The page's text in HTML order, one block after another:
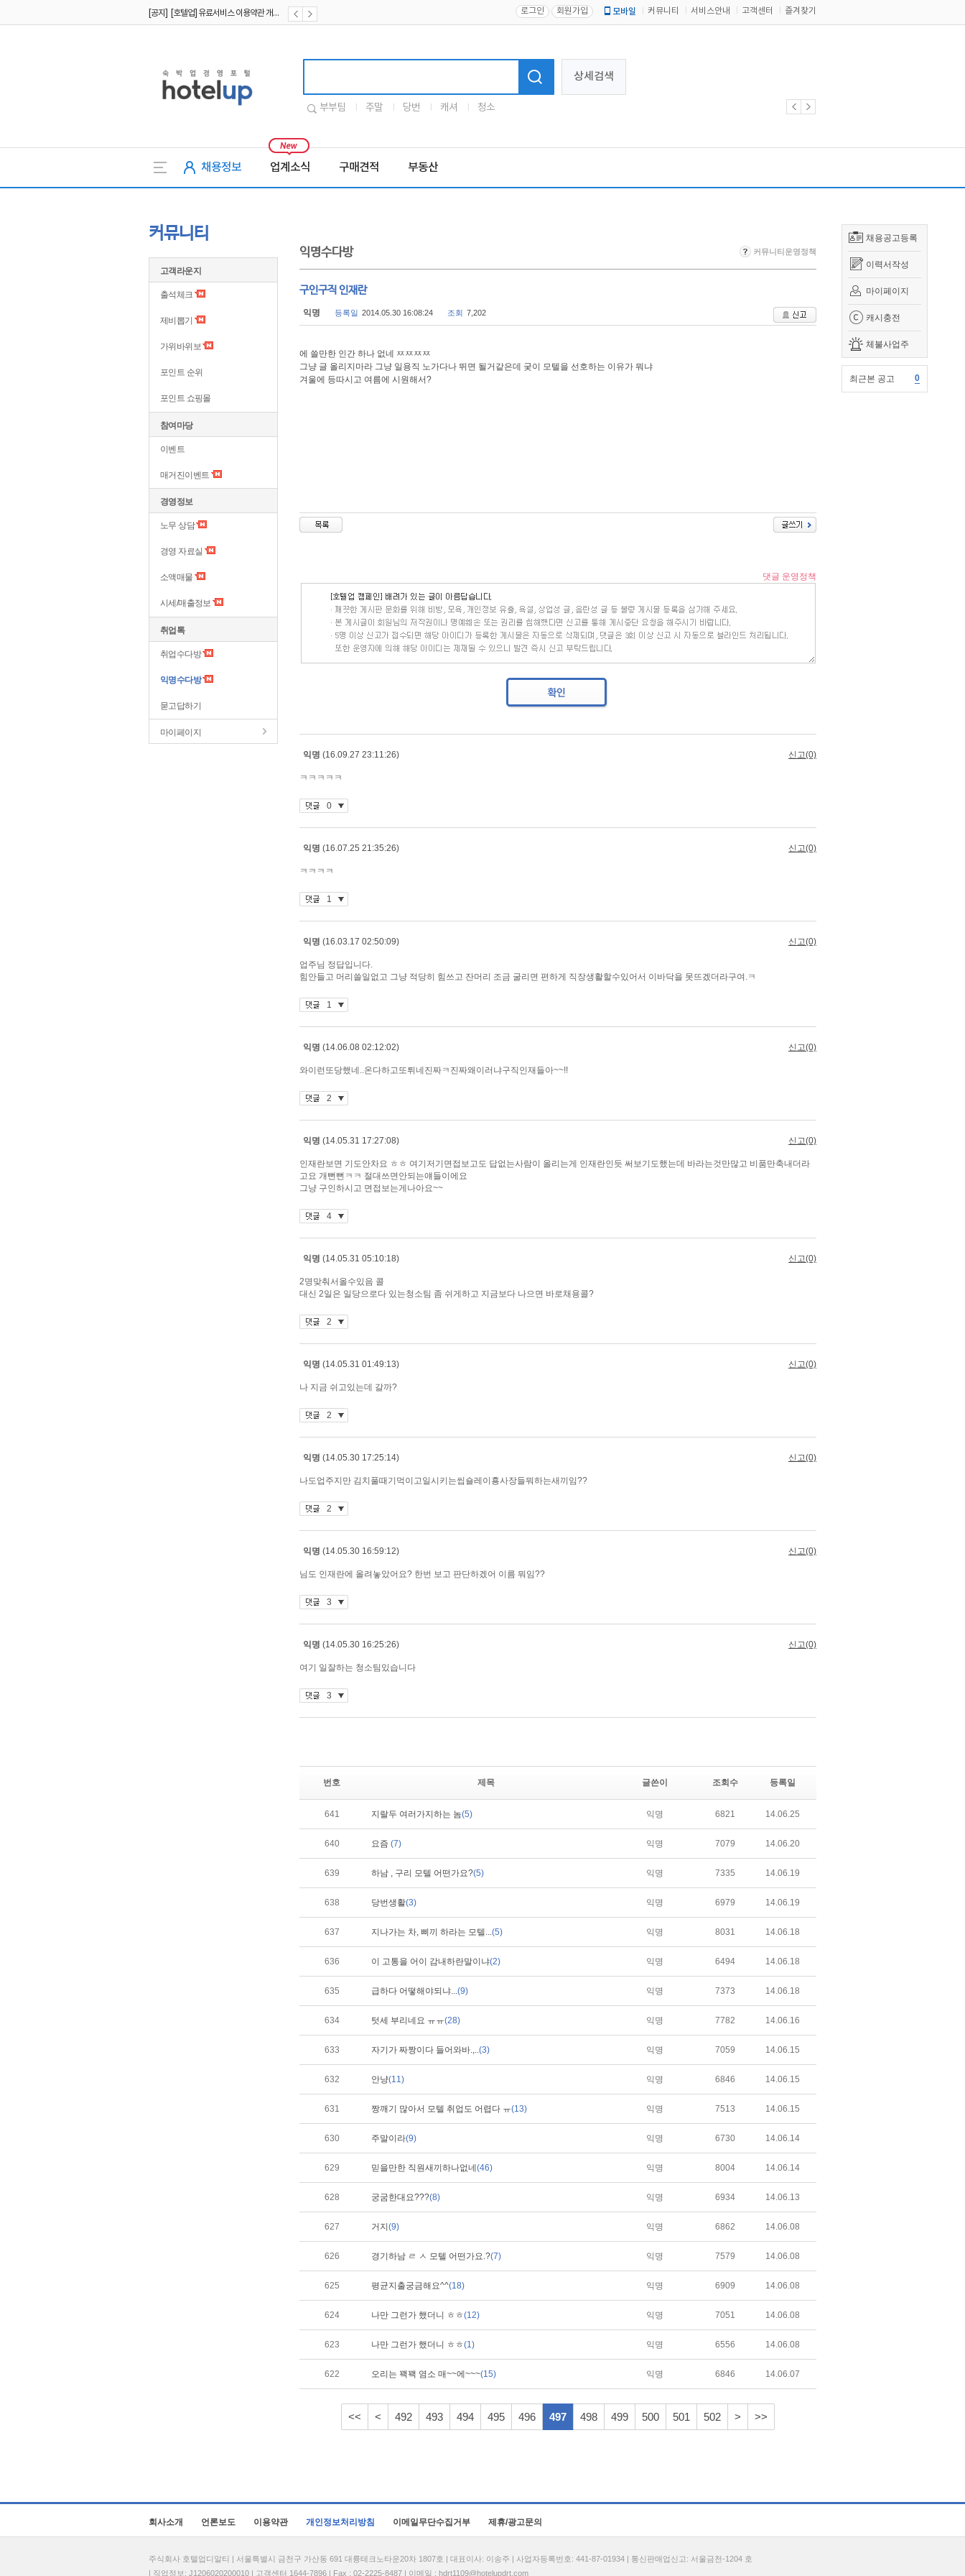
[공지] [호텔업] 유료서비스 이용약관 개정본2 (19.09.02) 로그인 회원가입 모바일 커뮤니티 서비스안내 고객센터 즐겨찾기
상세검색
부부팀 주말 당번 캐셔 청소
채용정보 업계소식 구매견적 부동산
채용공고등록
이력서작성
마이페이지
캐시충전
체불사업주
최근본 공고 0
커뮤니티
고객라운지
출석체크
제비뽑기
가위바위보
포인트 순위
포인트 쇼핑몰
참여마당
이벤트
매거진이벤트
경영정보
노무 상담
경영 자료실
소액매물
시세/매출정보
취업톡
취업수다방
익명수다방
묻고답하기
마이페이지
익명수다방 커뮤니티운영정책
구인구직 인재란
익명 등록일 2014.05.30 16:08:24 조회 7,202
에 쓸만한 인간 하나 없네 ㅉㅉㅉㅉ
그냥 글 올리지마라 그냥 일용직 노가다나 뛰면 될거같은데 궂이 모텔을 선호하는 이유가 뭐냐
겨울에 등따시고 여름에 시원해서?
번호 제목 글쓴이 조회수 등록일
641 지랄두 여러가지하는 놈(5) 익명 6821 14.06.25
640 요즘 (7) 익명 7079 14.06.20
639 하남 , 구리 모텔 어떤가요?(5) 익명 7335 14.06.19
638 당번생활(3) 익명 6979 14.06.19
637 지나가는 차, 삐끼 하라는 모텔...(5) 익명 8031 14.06.18
636 이 고통을 어이 감내하란말이냐(2) 익명 6494 14.06.18
635 급하다 어떻해야되냐...(9) 익명 7373 14.06.18
634 텃세 부리네요 ㅠㅠ(28) 익명 7782 14.06.16
633 자기가 짜짱이다 들어와바.,..(3) 익명 7059 14.06.15
632 안냥(11) 익명 6846 14.06.15
631 짱깨기 많아서 모텔 취업도 어렵다 ㅠ(13) 익명 7513 14.06.15
630 주말이라(9) 익명 6730 14.06.14
629 믿을만한 직원새끼하나없네 (46) 익명 8004 14.06.14
628 궁굼한대요???(8) 익명 6934 14.06.13
627 거지 (9) 익명 6862 14.06.08
626 경기하남 ㄹ ㅅ 모텔 어떤가요.?(7) 익명 7579 14.06.08
625 평균지출궁금해요^^(18) 익명 6909 14.06.08
624 나만 그런가 했더니 ㅎㅎ(12) 익명 7051 14.06.08
623 나만 그런가 했더니 ㅎㅎ(1) 익명 6556 14.06.08
622 오리는 꽥꽥 염소 매~~에~~~(15) 익명 6846 14.06.07
<< < 492 493 494 495 496 497 498 499 500 501 502 > >>
회사소개 언론보도 이용약관 개인정보처리방침 이메일무단수집거부 제휴/광고문의
주식회사 호텔업디알티 | 서울특별시 금천구 가산동 691 대륭테크노타운20차 1807호 | 대표이사: 이송주 | 사업자등록번호: 441-87-01934 | 통신판매업신고: 서울금천-1204 호
| 직업정보: J1206020200010 | 고객센터 1644-7896 | Fax : 02-2225-8487 | 이메일 : hdrt1109@hotelupdrt.com